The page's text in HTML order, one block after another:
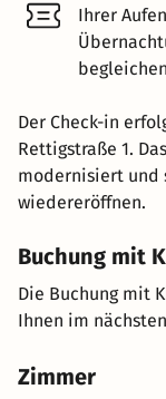
Ihrer
Der Check-in
Rettigstraße 1.
modernisiert und
wiedereröffnen.
Buchung mit
Die Buchung mit
Ihnen im
Zimmer